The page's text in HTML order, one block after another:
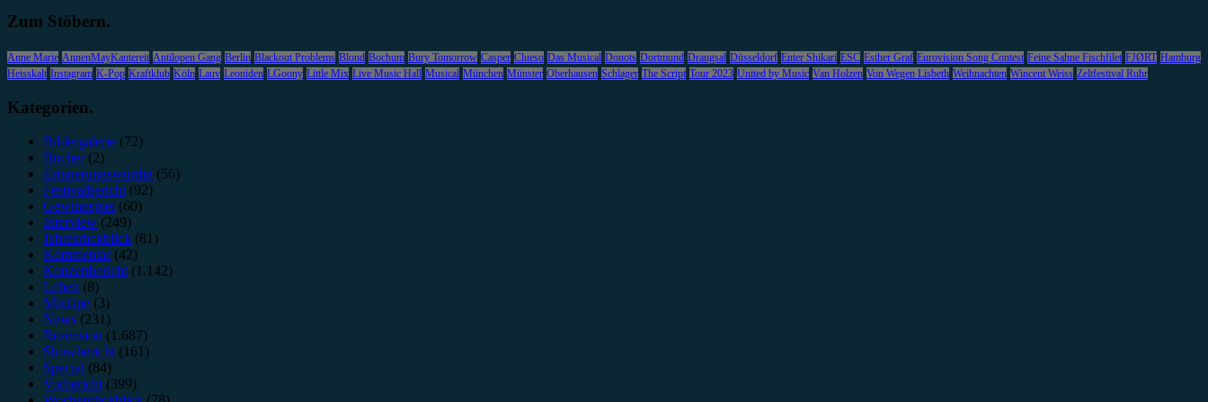
Zum Stöbern.
Anne Marie AnnenMayKantereit Antilopen Gang Berlin Blackout Problems Blond Bochum Bury Tomorrow Casper Clueso Das Musical Donots Dortmund Drangsal Düsseldorf Enter Shikari ESC Esther Graf Eurovision Song Contest Feine Sahne Fischfilet FJØRT Hamburg
Heisskalt Instagram K-Pop Kraftklub Köln Lauv Leoniden LGoony Little Mix Live Music Hall Musical München Münster Oberhausen Schlager The Script Tour 2023 United by Music Van Holzen Von Wegen Lisbeth Weihnachten Wincent Weiss Zeltfestival Ruhr
Kategorien.
Bildergalerie (72)
Bücher(2)
Erinnerungswürdig (56)
Festivalbericht(92)
Gewinnspiel (60)
Interview (249)
Jahresrückblick (81)
Kommentar(42)
Konzertbericht(1.142)
Leben (8)
Mixtape (3)
News (231)
Rezension (1.687)
Showbericht(161)
Special (84)
Vorbericht(399)